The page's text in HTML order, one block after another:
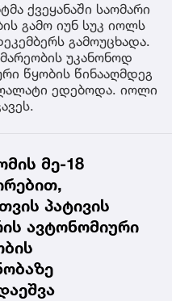
ქვეყანაში საომარი
გამო იუნ სუკ იოლს
გამოუცხადა.
უკანონოდ
წყობის წინააღმდეგ
ედებოდა. იოლი
მე-18
პატივის
ავტონომიური